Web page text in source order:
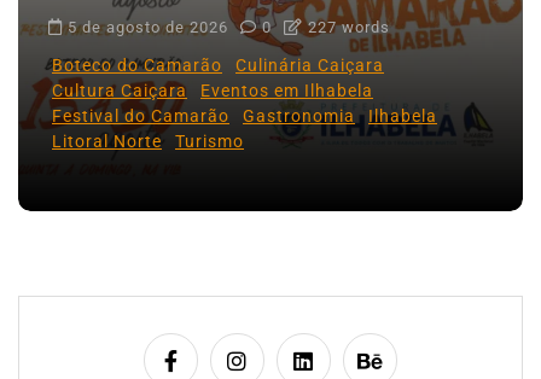
5 de agosto de 2026 0 227 words
Boteco do Camarão
Culinária Caiçara
Cultura Caiçara
Eventos em Ilhabela
Festival do Camarão
Gastronomia
Ilhabela
Litoral Norte
Turismo